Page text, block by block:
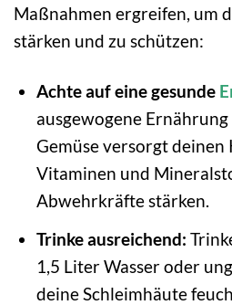
Maßnahmen ergreifen, um
stärken und zu schützen:
Achte auf eine gesunde
ausgewogene
Gemüse versorgt
Vitaminen und
Abwehrkräfte stärken.
Trinke ausreichend:
1,5 Liter Wasser oder
deine Schleimhäute